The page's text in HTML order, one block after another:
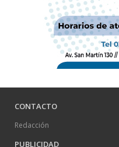
CONTACTO
Redacción
PUBLICIDAD